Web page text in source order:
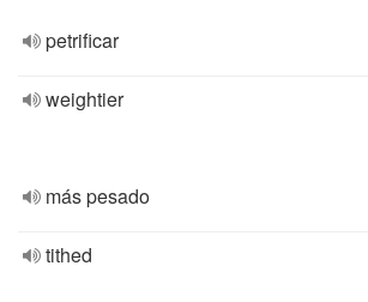
petrificar
weightier
más pesado
tithed